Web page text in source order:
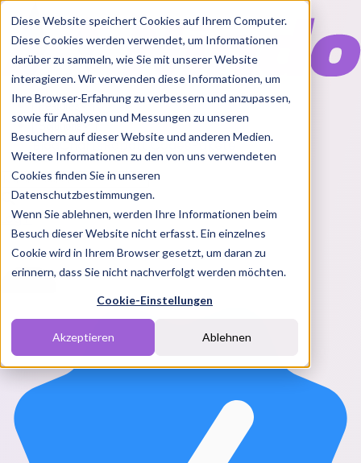
Diese Website speichert Cookies auf Ihrem Computer.
Diese Cookies werden verwendet, um Informationen
darüber zu sammeln, wie Sie mit unserer Website
interagieren. Wir verwenden diese Informationen, um
Ihre Browser-Erfahrung zu verbessern und anzupassen,
sowie für Analysen und Messungen zu unseren
Besuchern auf dieser Website und anderen Medien.
Weitere Informationen zu den von uns verwendeten
Cookies finden Sie in unseren
Datenschutzbestimmungen.
Wenn Sie ablehnen, werden Ihre Informationen beim
Besuch dieser Website nicht erfasst. Ein einzelnes
Cookie wird in Ihrem Browser gesetzt, um daran zu
erinnern, dass Sie nicht nachverfolgt werden möchten.
Cookie-Einstellungen
Akzeptieren Ablehnen
Features
Solutions
BlogChartsRabatt CodesPakete
Login